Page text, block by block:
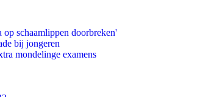
schaamlippen doorbreken'
bij jongeren
mondelinge examens